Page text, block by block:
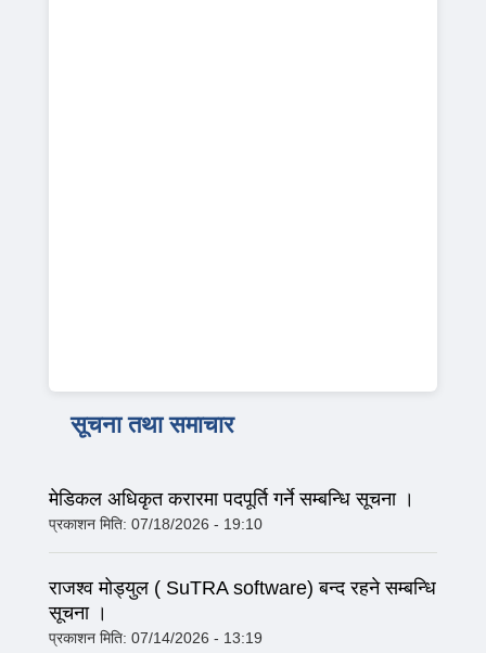
सूचना तथा समाचार
मेडिकल अधिकृत करारमा पदपूर्ति गर्ने सम्बन्धि सूचना ।
प्रकाशन मिति: 07/18/2026 - 19:10
राजश्व मोड्युल ( SuTRA software) बन्द रहने सम्बन्धि
सूचना ।
प्रकाशन मिति: 07/14/2026 - 13:19